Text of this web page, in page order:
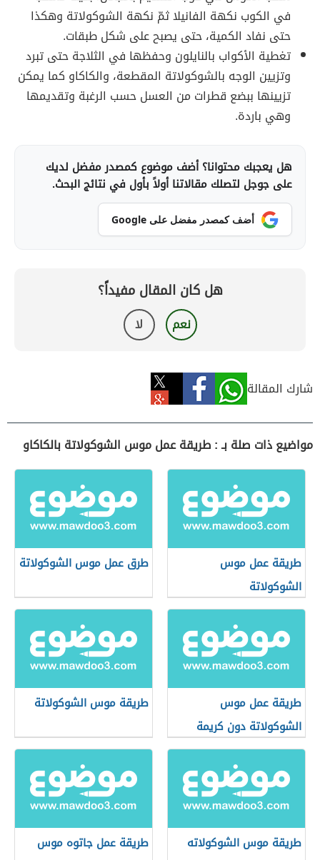
في الكوب نكهة الفانيلا ثمّ نكهة الشوكولاتة وهكذا
حتى نفاد الكمية، حتى يصبح على شكل طبقات.
تغطية الأكواب بالنايلون وحفظها في الثلاجة حتى تبرد
وتزيين الوجه بالشوكولاتة المقطعة، والكاكاو كما يمكن
تزيينها ببضع قطرات من العسل حسب الرغبة وتقديمها
وهي باردة.
هل يعجبك محتوانا؟ أضف موضوع كمصدر مفضل لديك
على جوجل لتصلك مقالاتنا أولاً بأول في نتائج البحث.
أضف كمصدر مفضل على Google
هل كان المقال مفيداً؟
نعم لا
شارك المقالة
مواضيع ذات صلة بـ : طريقة عمل موس الشوكولاتة بالكاكاو
طريقة عمل موس
الشوكولاتة
طرق عمل موس الشوكولاتة
طريقة عمل موس
الشوكولاتة دون كريمة
طريقة موس الشوكولاتة
طريقة موس الشوكولاته
طريقة عمل جاتوه موس